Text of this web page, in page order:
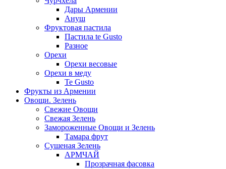
Дары Армении
Ануш
Фруктовая пастила
Пастила te Gusto
Разное
Орехи
Орехи весовые
Орехи в меду
Te Gusto
Фрукты из Армении
Овощи. Зелень
Свежие Овощи
Свежая Зелень
Замороженные Овощи и Зелень
Тамара фрут
Сушеная Зелень
АРМЧАЙ
Прозрачная фасовка